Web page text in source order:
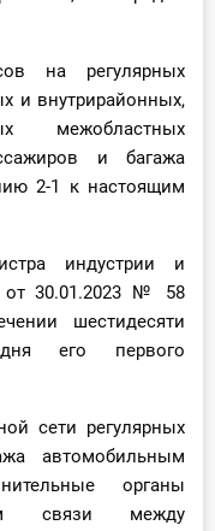
на регулярных
и внутрирайонных,
межобластных
и багажа
2-1 к настоящим
индустрии и
от 30.01.2023 № 58
шестидесяти
его первого
сети регулярных
автомобильным
органы
связи между